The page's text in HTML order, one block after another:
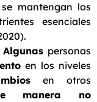
mantengan los
esenciales
Algunas personas
en los niveles
en otros
manera no